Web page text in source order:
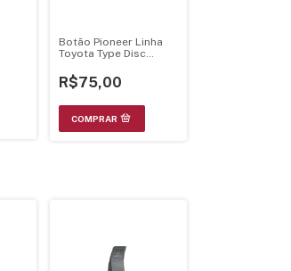
Botão Pioneer Linha
Toyota Type Disc
R$75,00